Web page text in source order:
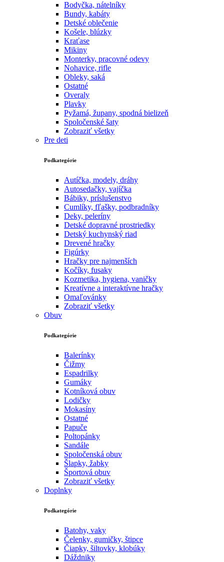
Bodyčka, nátelníky
Bundy, kabáty
Detské oblečenie
Košele, blúzky
Kraťase
Mikiny
Monterky, pracovné odevy
Nohavice, rifle
Obleky, saká
Ostatné
Overaly
Plavky
Pyžamá, župany, spodná bielizeň
Spoločenské šaty
Zobraziť všetky
Pre deti
Podkategórie
Autíčka, modely, dráhy
Autosedačky, vajíčka
Bábiky, príslušenstvo
Cumlíky, fľašky, podbradníky
Deky, peleríny
Detské dopravné prostriedky
Detský kuchynský riad
Drevené hračky
Figúrky
Hračky pre najmenších
Kočíky, fusaky
Kozmetika, hygiena, vaničky
Kreatívne a interaktívne hračky
Omaľovánky
Zobraziť všetky
Obuv
Podkategórie
Balerínky
Čižmy
Espadrilky
Gumáky
Kotníková obuv
Lodičky
Mokasíny
Ostatné
Papuče
Poltopánky
Sandále
Spoločenská obuv
Šlapky, žabky
Športová obuv
Zobraziť všetky
Doplnky
Podkategórie
Batohy, vaky
Čelenky, gumičky, štipce
Čiapky, šiltovky, klobúky
Dáždniky